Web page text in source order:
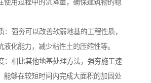
使用过程中的沉降量，确保建筑物的稳
：强夯可以改善软弱地基的工程性质，
液化能力，减少粘性土的压缩性等。
：相比其他地基处理方法，强夯施工速
能够在较短时间内完成大面积的加固处